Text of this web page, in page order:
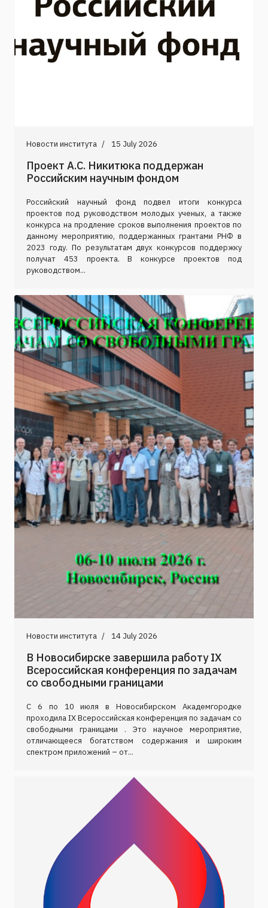
Новости института 15 July 2026
Проект А.С. Никитюка поддержан
Российским научным фондом
Российский научный фонд подвел итоги конкурса
проектов под руководством молодых ученых, а также
конкурса на продление сроков выполнения проектов по
данному мероприятию, поддержанных грантами РНФ в
2023 году. По результатам двух конкурсов поддержку
получат 453 проекта. В конкурсе проектов под
руководством...
Новости института 14 July 2026
В Новосибирске завершила работу IX
Всероссийская конференция по задачам
со свободными границами
С 6 по 10 июля в Новосибирском Академгородке
проходила IX Всероссийская конференция по задачам со
свободными границами . Это научное мероприятие,
отличающееся богатством содержания и широким
спектром приложений – от...